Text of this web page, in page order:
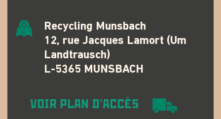
Recycling Munsbach
12, rue Jacques Lamort (Um
Landtrausch)
L-5365 MUNSBACH
VOIR PLAN D'ACCÈS